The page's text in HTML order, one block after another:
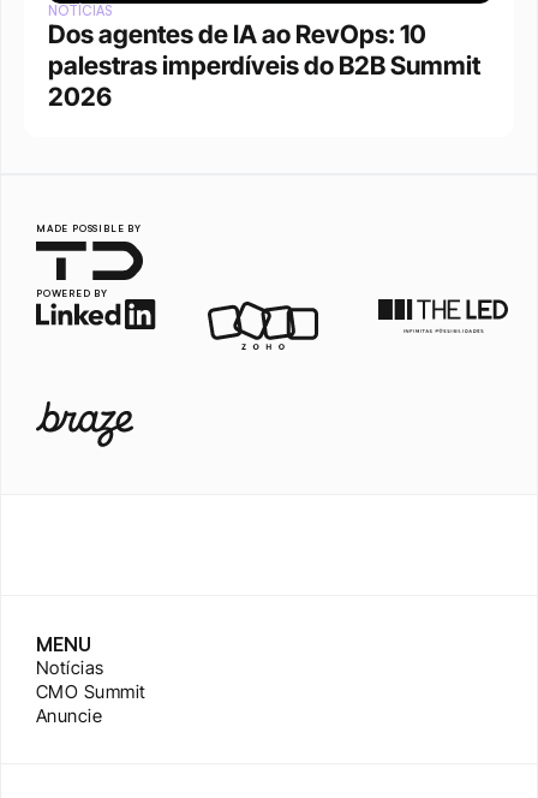
NOTÍCIAS
Dos agentes de IA ao RevOps: 10
palestras imperdíveis do B2B Summit
2026
MADE POSSIBLE BY
POWERED BY
MENU
Notícias
CMO Summit
Anuncie